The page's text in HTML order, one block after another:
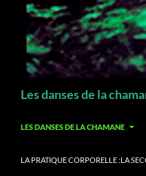
Les danses de la
LES DANSES DE LA CHAMANE
LA PRATIQUE CORPORELLE :LA